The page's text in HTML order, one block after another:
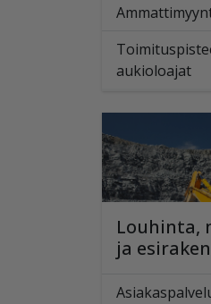
aukioloajat
Louhinta,
ja